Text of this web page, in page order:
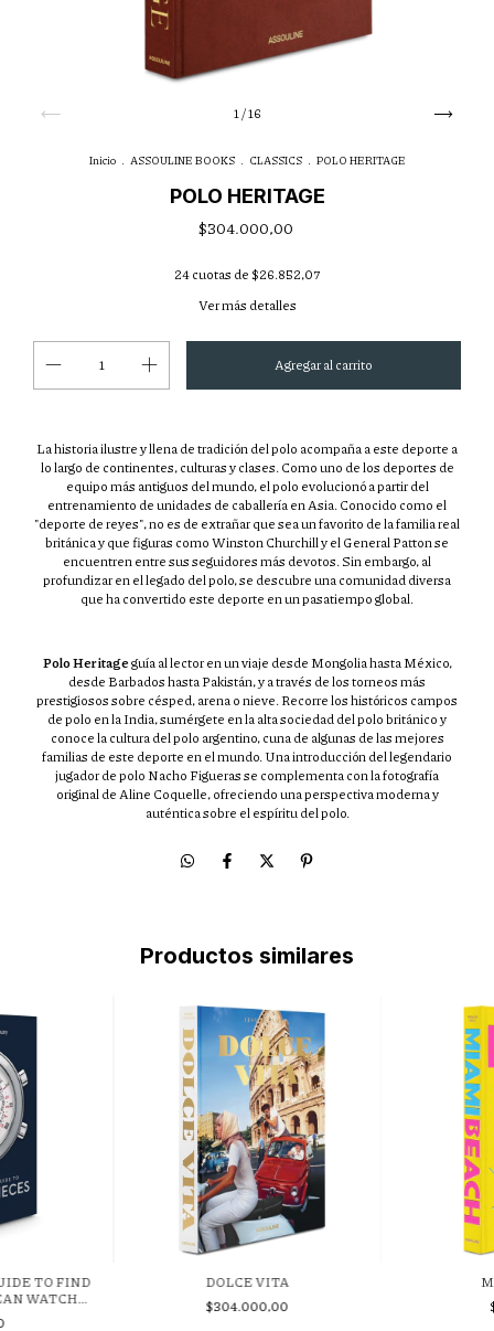
1/16
Inicio . ASSOULINE BOOKS . CLASSICS . POLO HERITAGE
POLO HERITAGE
$304.000,00
24 cuotas de $26.852,07
Ver más detalles
La historia ilustre y llena de tradición del polo acompaña a este deporte a
lo largo de continentes, culturas y clases. Como uno de los deportes de
equipo más antiguos del mundo, el polo evolucionó a partir del
entrenamiento de unidades de caballería en Asia. Conocido como el
"deporte de reyes", no es de extrañar que sea un favorito de la familia real
británica y que figuras como Winston Churchill y el General Patton se
encuentren entre sus seguidores más devotos. Sin embargo, al
profundizar en el legado del polo, se descubre una comunidad diversa
que ha convertido este deporte en un pasatiempo global.
Polo Heritageguía al lector en un viaje desde Mongolia hasta México,
desde Barbados hasta Pakistán, y a través de los torneos más
prestigiosos sobre césped, arena o nieve. Recorre los históricos campos
de polo en la India, sumérgete en la alta sociedad del polo británico y
conoce la cultura del polo argentino, cuna de algunas de las mejores
familias de este deporte en el mundo. Una introducción del legendario
jugador de polo Nacho Figueras se complementa con la fotografía
original de Aline Coquelle, ofreciendo una perspectiva moderna y
auténtica sobre el espíritu del polo.
Productos similares
TO FIND
WATCH
DOLCE VITA
$304.000,00